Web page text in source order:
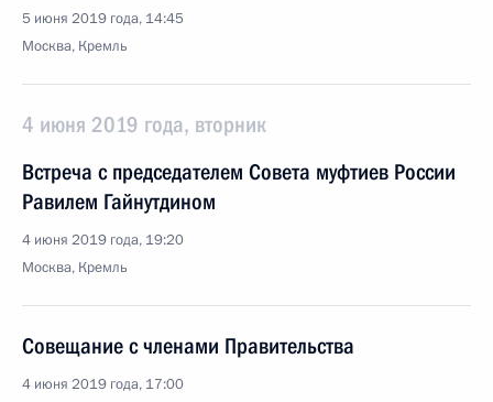
5 июня 2019 года, 14:45
Москва, Кремль
4 июня 2019 года, вторник
Встреча с председателем Совета муфтиев России
Равилем Гайнутдином
4 июня 2019 года, 19:20
Москва, Кремль
Совещание с членами Правительства
4 июня 2019 года, 17:00